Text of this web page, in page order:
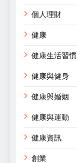
個人理財
健康
健康生活習慣
健康與健身
健康與婚姻
健康與運動
健康資訊
創業